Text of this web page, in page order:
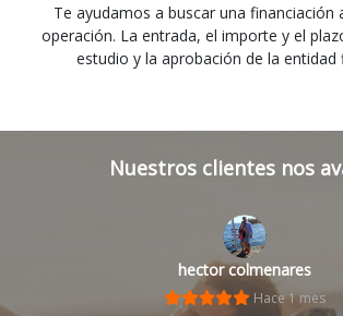
Te ayudamos a buscar una financiación
operación. La entrada, el importe y el
estudio y la aprobación de la entidad
Nuestros clientes nos
hector colmenares
Hace 1 mes